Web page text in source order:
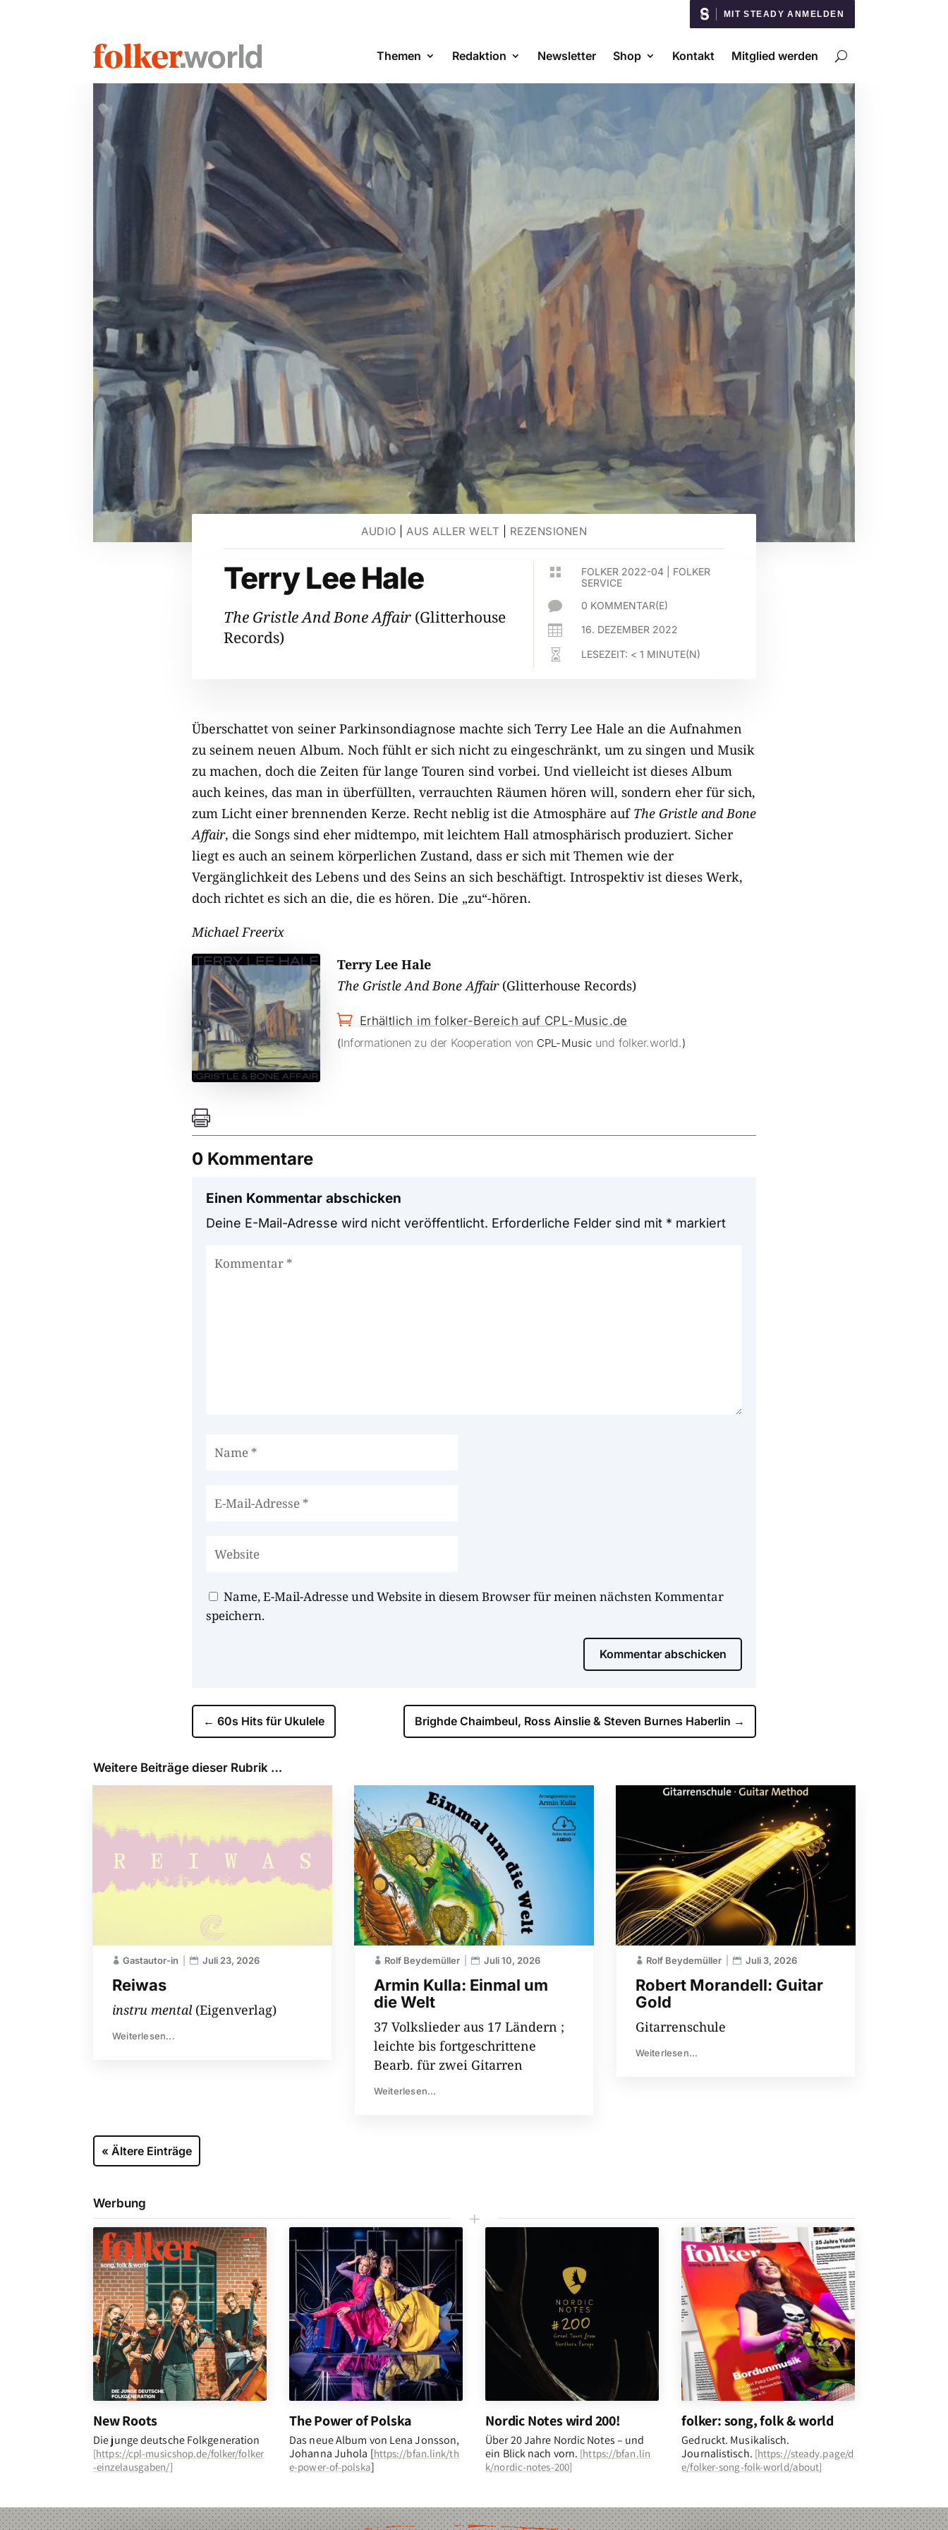
MIT STEADY ANMELDEN
Themen Redaktion Newsletter Shop Kontakt Mitglied werden
AUDIO AUS ALLER WELT REZENSIONEN
Terry Lee Hale
The Gristle And Bone Affair (Glitterhouse
Records)
 FOLKER 2022-04| FOLKER
SERVICE
 0 KOMMENTAR(E)
 16. DEZEMBER 2022
 LESEZEIT: < 1 MINUTE(N)
Überschattet von seiner Parkinsondiagnose machte sich Terry Lee Hale an die Aufnahmen
zu seinem neuen Album. Noch fühlt er sich nicht zu eingeschränkt, um zu singen und Musik
zu machen, doch die Zeiten für lange Touren sind vorbei. Und vielleicht ist dieses Album
auch keines, das man in überfüllten, verrauchten Räumen hören will, sondern eher für sich,
zum Licht einer brennenden Kerze. Recht neblig ist die Atmosphäre auf The Gristle and Bone
Affair, die Songs sind eher midtempo, mit leichtem Hall atmosphärisch produziert. Sicher
liegt es auch an seinem körperlichen Zustand, dass er sich mit Themen wie der
Vergänglichkeit des Lebens und des Seins an sich beschäftigt. Introspektiv ist dieses Werk,
doch richtet es sich an die, die es hören. Die „zu“-hören.
Michael Freerix
Terry Lee Hale
The Gristle And Bone Affair(Glitterhouse Records)
 Erhältlich im folker-Bereich auf CPL-Music.de
(Informationen zu der Kooperation von CPL-Music und folker.world.)

0 Kommentare
Einen Kommentar abschicken
Deine E-Mail-Adresse wird nicht veröffentlicht. Erforderliche Felder sind mit * markiert
Name, E-Mail-Adresse und Website in diesem Browser für meinen nächsten Kommentar
speichern.
Kommentar abschicken
← 60s Hits für Ukulele Brighde Chaimbeul, Ross Ainslie & Steven Burnes Haberlin →
Weitere Beiträge dieser Rubrik …
Reiwas
Gastautor-in Juli 23, 2026
instru mental(Eigenverlag)
Weiterlesen...
Armin Kulla: Einmal um
die Welt
Rolf Beydemüller Juli 10, 2026
37 Volkslieder aus 17 Ländern ;
leichte bis fortgeschrittene
Bearb. für zwei Gitarren
Weiterlesen...
Robert Morandell: Guitar
Gold
Rolf Beydemüller Juli 3, 2026
Gitarrenschule
Weiterlesen...
« Ältere Einträge
Werbung
L
New Roots
Die junge deutsche Folkgeneration
[https://cpl-musicshop.de/folker/folker
-einzelausgaben/]
The Power of Polska
Das neue Album von Lena Jonsson,
Johanna Juhola [https://bfan.link/th
e-power-of-polska]
Nordic Notes wird 200!
Über 20 Jahre Nordic Notes – und
ein Blick nach vorn. [https://bfan.lin
k/nordic-notes-200]
folker: song, folk & world
Gedruckt. Musikalisch.
Journalistisch. [https://steady.page/d
e/folker-song-folk-world/about]